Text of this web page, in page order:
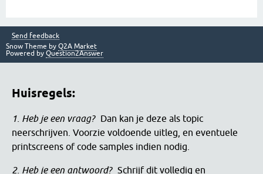
Send feedback
Snow Theme by Q2A Market
Powered by Question2Answer
Huisregels:
1. Heb je een vraag?
Dan kan je deze als topic
neerschrijven. Voorzie voldoende uitleg, en eventuele
printscreens of code samples indien nodig.
2. Heb je een antwoord? Schrijf dit volledig en